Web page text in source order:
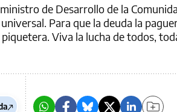
de Desarrollo de la
Para que la deuda la
Viva la lucha de todos,